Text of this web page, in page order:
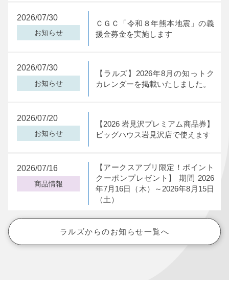
2026/07/30
お知らせ
ＣＧＣ「令和８年熊本地震」の義
援金募金を実施します
2026/07/30
お知らせ
【ラルズ】2026年8月の知っトク
カレンダーを掲載いたしました。
2026/07/20
お知らせ
【2026 岩見沢プレミアム商品券】
ビッグハウス岩見沢店で使えます
2026/07/16
商品情報
【アークスアプリ限定！ポイント
クーポンプレゼント】 期間 2026
年7月16日（木）～2026年8月15日
（土）
ラルズからのお知らせ一覧へ